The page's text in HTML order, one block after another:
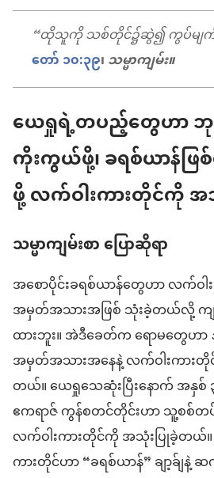
“ထိုသူကို သစ်တိုင်၌ဆွဲ၍ ကွပ်မျ
တော် ၁၀:၃၉၊သမ္မာကျမ်း။
ယေရှုရဲ့တပည့်တွေဟာ ဘု
ကိုးကွယ်ဖို့၊ ခရစ်ယာန်ဖြစ်
ဖို့ လက်ဝါးကားတိုင်ကို အ
သမ္မာကျမ်းစာ ပြောဆိုရာ
အစောပိုင်းခရစ်ယာန်တွေဟာ လက်ဝ
အမှတ်အသားအဖြစ် သုံးခဲ့တယ်လို့ ကျမ်
ထားဘူး။ အဲဒီခေတ်က ရောမတွေဟာ
အမှတ်အသားအနေနဲ့ လက်ဝါးကား
တယ်။ ယေရှုသေဆုံးပြီးနောက် အနှစ်
ဧကရာဇ် ကွန်စတင်တိုင်းဟာ သူ့စစ်
လက်ဝါးကားတိုင်ကို အသုံးပြုခဲ့တယ်။
ကားတိုင်ဟာ “ခရစ်ယာန်” ချာ့ခ်ျ